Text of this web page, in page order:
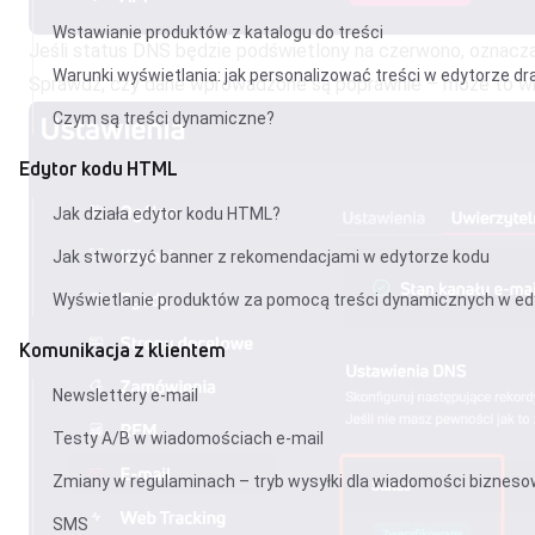
Wstawianie produktów z katalogu do treści
Warunki wyświetlania: jak personalizować treści w edytorze
Czym są treści dynamiczne?
Edytor kodu HTML
Jak działa edytor kodu HTML?
Jak stworzyć banner z rekomendacjami w edytorze kodu
Wyświetlanie produktów za pomocą treści dynamicznych w
Komunikacja z klientem
Newslettery e-mail
Testy A/B w wiadomościach e-mail
Zmiany w regulaminach – tryb wysyłki dla wiadomości
SMS
Sprawdź, czy dane wprowadzone są poprawnie – może to